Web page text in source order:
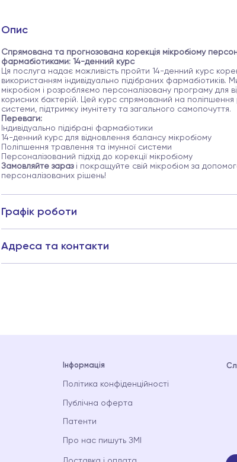
Опис
Спрямована та прогнозована корекція мікробіому
фармабіотиками: 14-денний курс
Ця послуга надає можливість пройти 14-денний курс
використанням індивідуально підібраних фармабіотиків.
мікробіом і розробляємо персоналізовану програму для
корисних бактерій. Цей курс спрямований на поліпшення
системи, підтримку імунітету та загального самопочуття.
Переваги:
Індивідуально підібрані фармабіотики
14-денний курс для відновлення балансу мікробіому
Поліпшення травлення та імунної системи
Персоналізований підхід до корекції мікробіому
Замовляйте заразі покращуйте свій мікробіом за
персоналізованих рішень!
Графік роботи
Адреса та контакти
Інформація
Політика конфіденційності
Публічна оферта
Патенти
Про нас пишуть ЗМІ